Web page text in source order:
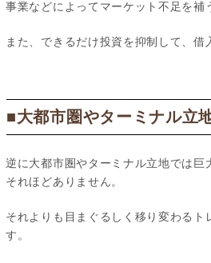
事業などによってマーケット不足を補
また、できるだけ投資を抑制して、
■大都市圏やターミナル立
逆に大都市圏やターミナル立地では
それほどありません。
それよりも目まぐるしく移り変わる
す。